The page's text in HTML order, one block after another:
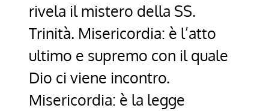
rivela il mistero della SS.
Trinità. Misericordia: è l’atto
ultimo e supremo con il quale
Dio ci viene incontro.
Misericordia: è la legge